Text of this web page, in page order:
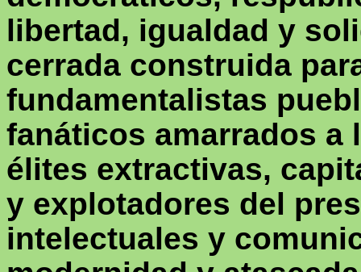
libertad, igualdad y
cerrada construida
fundamentalistas
fanáticos amarrados a
élites extractivas,
y explotadores del
intelectuales y